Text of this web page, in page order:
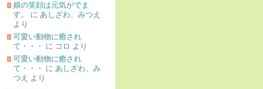
娘の笑顔は元気がでま
す。
に あしざわ、みつえ
より
可愛い動物に癒され
て・・・
に コロ より
可愛い動物に癒され
て・・・
に あしざわ、み
つえ
より